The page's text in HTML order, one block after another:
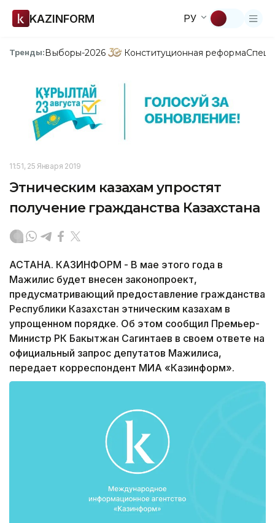
KAZINFORM РУ
Тренды:Выборы-2026 Конституционная реформа
11:51, 25 Января 2019
Этническим казахам упростят
получение гражданства Казахстана
АСТАНА. КАЗИНФОРМ - В мае этого года в
Мажилис будет внесен законопроект,
предусматривающий предоставление гражданства
Республики Казахстан этническим казахам в
упрощенном порядке. Об этом сообщил Премьер-
Министр РК Бакытжан Сагинтаев в своем ответе на
официальный запрос депутатов Мажилиса,
передает корреспондент МИА «Казинформ».